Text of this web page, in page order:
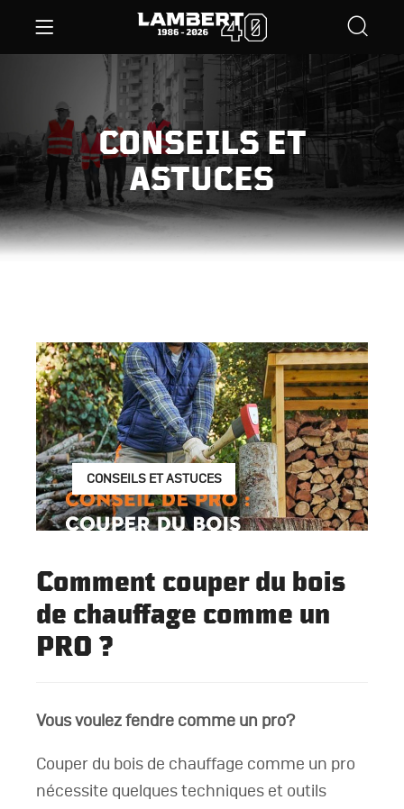
CONSEILS ET
ASTUCES
CONSEILS ET ASTUCES
Comment couper du bois
de chauffage comme un
PRO ?
Vous voulez fendre comme un pro?
Couper du bois de chauffage comme un pro
nécessite quelques techniques et outils